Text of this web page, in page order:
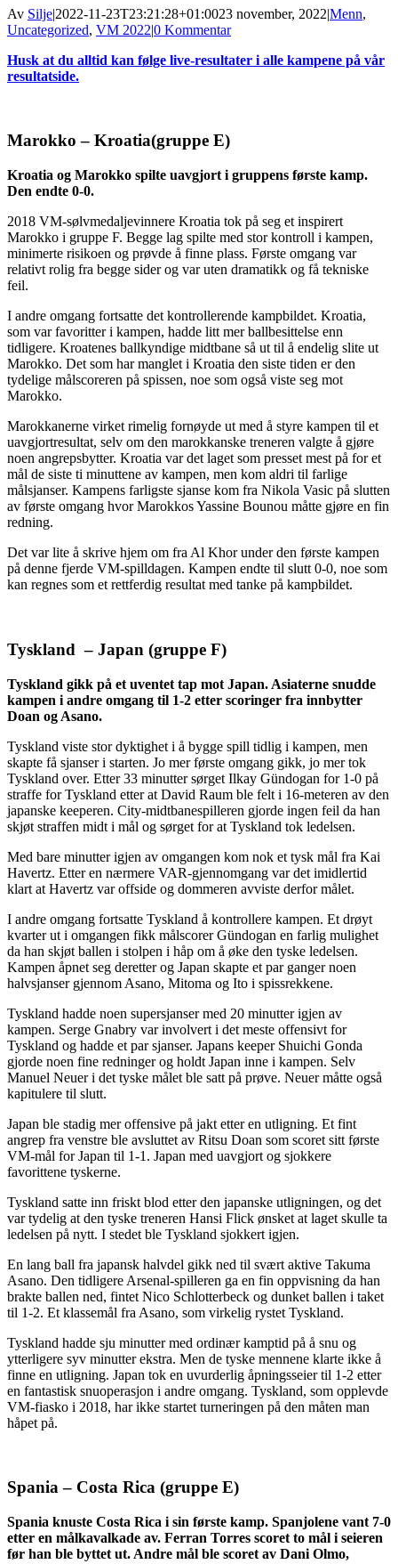
Av Silje|2022-11-23T23:21:28+01:0023 november, 2022|Menn,
Uncategorized, VM 2022|0 Kommentar
Husk at du alltid kan følge live-resultater i alle kampene på vår
resultatside.
Marokko – Kroatia(gruppe E)
Kroatia og Marokko spilte uavgjort i gruppens første kamp.
Den endte 0-0.
2018 VM-sølvmedaljevinnere Kroatia tok på seg et inspirert
Marokko i gruppe F. Begge lag spilte med stor kontroll i kampen,
minimerte risikoen og prøvde å finne plass. Første omgang var
relativt rolig fra begge sider og var uten dramatikk og få tekniske
feil.
I andre omgang fortsatte det kontrollerende kampbildet. Kroatia,
som var favoritter i kampen, hadde litt mer ballbesittelse enn
tidligere. Kroatenes ballkyndige midtbane så ut til å endelig slite ut
Marokko. Det som har manglet i Kroatia den siste tiden er den
tydelige målscoreren på spissen, noe som også viste seg mot
Marokko.
Marokkanerne virket rimelig fornøyde ut med å styre kampen til et
uavgjortresultat, selv om den marokkanske treneren valgte å gjøre
noen angrepsbytter. Kroatia var det laget som presset mest på for et
mål de siste ti minuttene av kampen, men kom aldri til farlige
målsjanser. Kampens farligste sjanse kom fra Nikola Vasic på slutten
av første omgang hvor Marokkos Yassine Bounou måtte gjøre en fin
redning.
Det var lite å skrive hjem om fra Al Khor under den første kampen
på denne fjerde VM-spilldagen. Kampen endte til slutt 0-0, noe som
kan regnes som et rettferdig resultat med tanke på kampbildet.
Tyskland – Japan (gruppe F)
Tyskland gikk på et uventet tap mot Japan. Asiaterne snudde
kampen i andre omgang til 1-2 etter scoringer fra innbytter
Doan og Asano.
Tyskland viste stor dyktighet i å bygge spill tidlig i kampen, men
skapte få sjanser i starten. Jo mer første omgang gikk, jo mer tok
Tyskland over. Etter 33 minutter sørget Ilkay Gündogan for 1-0 på
straffe for Tyskland etter at David Raum ble felt i 16-meteren av den
japanske keeperen. City-midtbanespilleren gjorde ingen feil da han
skjøt straffen midt i mål og sørget for at Tyskland tok ledelsen.
Med bare minutter igjen av omgangen kom nok et tysk mål fra Kai
Havertz. Etter en nærmere VAR-gjennomgang var det imidlertid
klart at Havertz var offside og dommeren avviste derfor målet.
I andre omgang fortsatte Tyskland å kontrollere kampen. Et drøyt
kvarter ut i omgangen fikk målscorer Gündogan en farlig mulighet
da han skjøt ballen i stolpen i håp om å øke den tyske ledelsen.
Kampen åpnet seg deretter og Japan skapte et par ganger noen
halvsjanser gjennom Asano, Mitoma og Ito i spissrekkene.
Tyskland hadde noen supersjanser med 20 minutter igjen av
kampen. Serge Gnabry var involvert i det meste offensivt for
Tyskland og hadde et par sjanser. Japans keeper Shuichi Gonda
gjorde noen fine redninger og holdt Japan inne i kampen. Selv
Manuel Neuer i det tyske målet ble satt på prøve. Neuer måtte også
kapitulere til slutt.
Japan ble stadig mer offensive på jakt etter en utligning. Et fint
angrep fra venstre ble avsluttet av Ritsu Doan som scoret sitt første
VM-mål for Japan til 1-1. Japan med uavgjort og sjokkere
favorittene tyskerne.
Tyskland satte inn friskt blod etter den japanske utligningen, og det
var tydelig at den tyske treneren Hansi Flick ønsket at laget skulle ta
ledelsen på nytt. I stedet ble Tyskland sjokkert igjen.
En lang ball fra japansk halvdel gikk ned til svært aktive Takuma
Asano. Den tidligere Arsenal-spilleren ga en fin oppvisning da han
brakte ballen ned, fintet Nico Schlotterbeck og dunket ballen i taket
til 1-2. Et klassemål fra Asano, som virkelig rystet Tyskland.
Tyskland hadde sju minutter med ordinær kamptid på å snu og
ytterligere syv minutter ekstra. Men de tyske mennene klarte ikke å
finne en utligning. Japan tok en uvurderlig åpningsseier til 1-2 etter
en fantastisk snuoperasjon i andre omgang. Tyskland, som opplevde
VM-fiasko i 2018, har ikke startet turneringen på den måten man
håpet på.
Spania – Costa Rica (gruppe E)
Spania knuste Costa Rica i sin første kamp. Spanjolene vant 7-0
etter en målkavalkade av. Ferran Torres scoret to mål i seieren
før han ble byttet ut. Andre mål ble scoret av Dani Olmo,